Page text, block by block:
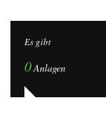
Es gibt
0Anlagen